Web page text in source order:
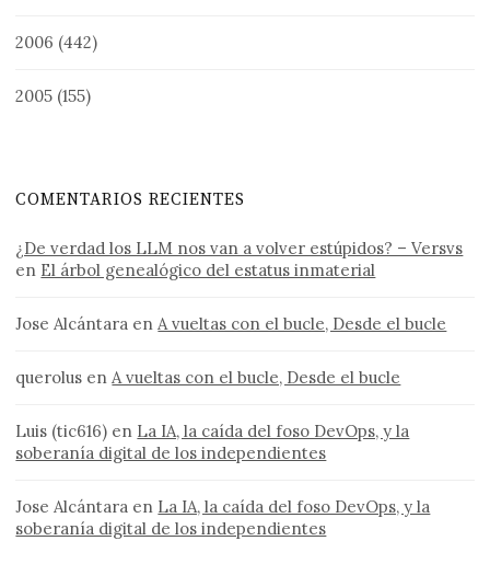
2006 (442)
2005 (155)
COMENTARIOS RECIENTES
¿De verdad los LLM nos van a volver estúpidos? – Versvs
en El árbol genealógico del estatus inmaterial
Jose Alcántara en A vueltas con el bucle, Desde el bucle
querolus en A vueltas con el bucle, Desde el bucle
Luis (tic616) en La IA, la caída del foso DevOps, y la
soberanía digital de los independientes
Jose Alcántara en La IA, la caída del foso DevOps, y la
soberanía digital de los independientes